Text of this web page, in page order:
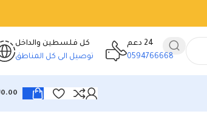
24 دعم
0594766668
كل فلسطين والداخل
توصيل الى كل المناطق
0.00